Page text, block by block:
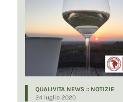
QUALIVITA NEWS :: NOTIZIE
24 luglio 2020